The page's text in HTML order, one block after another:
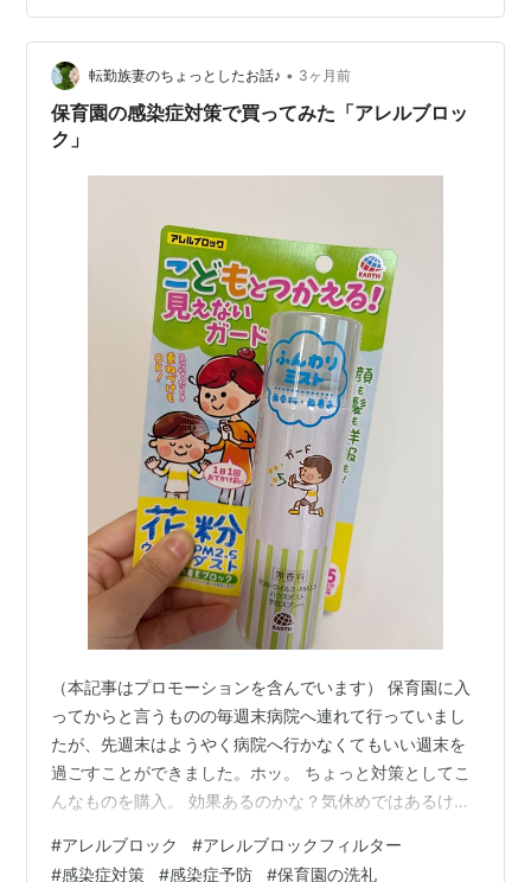
って即買いでした。 受診の目安が書いていたり、こんな
時はどうする？がわかりやすく載っていて便利。もっと
早く買えばよかった。なんなら産まれ…
転勤族妻のちょっとしたお話♪ • 3ヶ月前
保育園の感染症対策で買ってみた「アレルブロッ
ク」
（本記事はプロモーションを含んでいます） 保育園に入
ってからと言うものの毎週末病院へ連れて行っていまし
たが、先週末はようやく病院へ行かなくてもいい週末を
過ごすことができました。ホッ。 ちょっと対策としてこ
んなものを購入。 効果あるのかな？気休めではあるけ
シュッと吹きつけて1週間過ごしてからの週末なので、運
#アレルブロック #アレルブロックフィルター
#感染症対策 #感染症予防 #保育園の洗礼